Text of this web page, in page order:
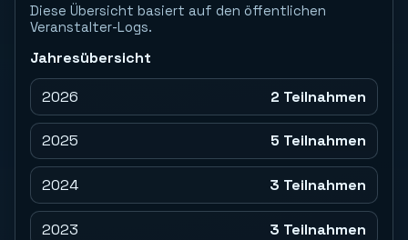
Diese Übersicht basiert auf den öffentlichen
Veranstalter-Logs.
Jahresübersicht
2026 2 Teilnahmen
2025 5 Teilnahmen
2024 3 Teilnahmen
2023 3 Teilnahmen